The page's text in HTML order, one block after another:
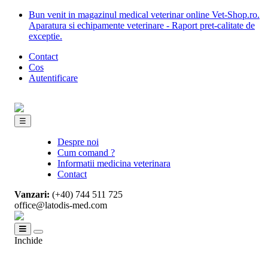
Bun venit in magazinul medical veterinar online Vet-Shop.ro.
Aparatura si echipamente veterinare - Raport pret-calitate de
exceptie.
Contact
Cos
Autentificare
☰
Despre noi
Cum comand ?
Informatii medicina veterinara
Contact
Vanzari: (+40) 744 511 725
office@latodis-med.com
Inchide